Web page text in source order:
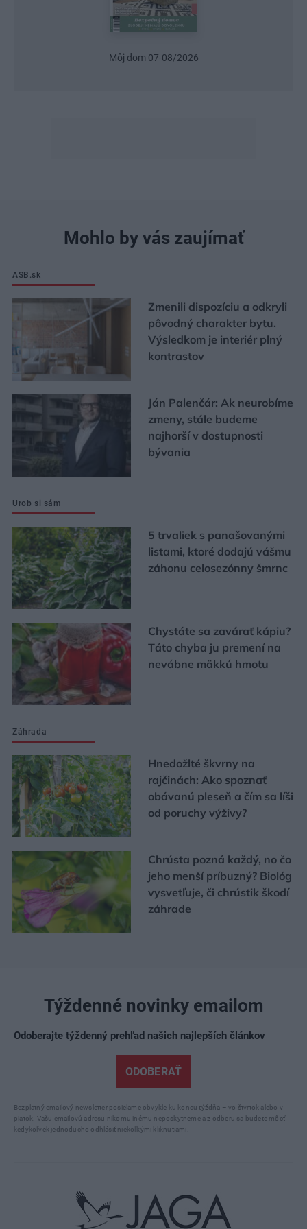
Môj dom 07-08/2026
Mohlo by vás zaujímať
ASB.sk
Zmenili dispozíciu a odkryli
pôvodný charakter bytu.
Výsledkom je interiér plný
kontrastov
Ján Palenčár: Ak neurobíme
zmeny, stále budeme
najhorší v dostupnosti
bývania
Urob si sám
5 trvaliek s panašovanými
listami, ktoré dodajú vášmu
záhonu celosezónny šmrnc
Chystáte sa zavárať kápiu?
Táto chyba ju premení na
nevábne mäkkú hmotu
Záhrada
Hnedožlté škvrny na
rajčinách: Ako spoznať
obávanú pleseň a čím sa líši
od poruchy výživy?
Chrústa pozná každý, no čo
jeho menší príbuzný? Biológ
vysvetľuje, či chrústik škodí
záhrade
Týždenné novinky emailom
Odoberajte týždenný prehľad našich najlepších článkov
ODOBERAŤ
Bezplatný emailový newsletter posielame obvykle ku koncu týždňa – vo štvrtok alebo v
piatok. Vašu emailovú adresu nikomu inému neposkytneme a z odberu sa budete môcť
kedykoľvek jednoducho odhlásiť niekoľkými kliknutiami.